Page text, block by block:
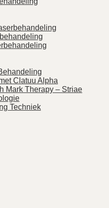
Clatuu Alpha
Mark Therapy – Striae
Techniek